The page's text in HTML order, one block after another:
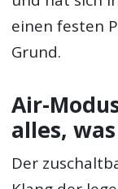
einen festen
Grund.
Air-
alles,
Der